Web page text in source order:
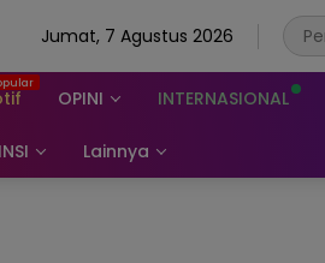
Jumat, 7 Agustus 2026
OPINI INTERNASIONAL
Lainnya